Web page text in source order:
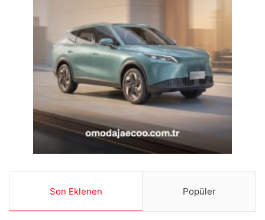
Son Eklenen Popüler